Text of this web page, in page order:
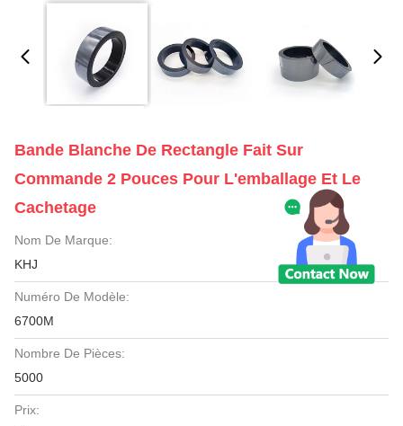
Bande Blanche De Rectangle Fait Sur
Commande 2 Pouces Pour L'emballage Et Le
Cachetage
Nom De Marque:
KHJ
Numéro De Modèle:
6700M
Nombre De Pièces:
5000
Prix: